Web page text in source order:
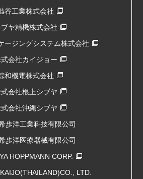
谷工業株式会社
ブヤ精機株式会社
ージングシステム株式会社
会社カイジョー
和機電株式会社
会社根上シブヤ
会社沖縄シブヤ
歩洋工業科技有限公司
歩洋医療器械有限公司
HOPPMANN CORP.
LTD.